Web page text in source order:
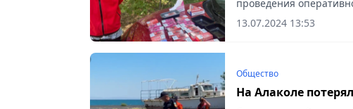
проведения
Vecher.kz.
13.07.2024 13:53
Общество
На Алаколе